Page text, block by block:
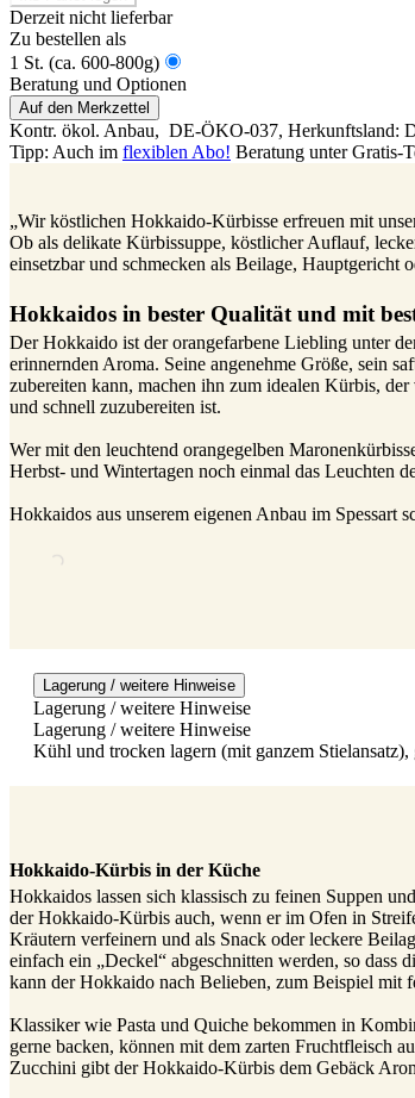
Derzeit nicht lieferbar
Zu bestellen als
1 St. (ca. 600-800g)
Beratung und Optionen
Auf den Merkzettel
Kontr. ökol. Anbau, DE-ÖKO-037, Herkunftsland:
Tipp: Auch im flexiblen Abo! Beratung unter Gratis-
„Wir köstlichen Hokkaido-Kürbisse erfreuen mit
Ob als delikate Kürbissuppe, köstlicher Auflauf,
einsetzbar und schmecken als Beilage, Hauptgericht
Hokkaidos in bester Qualität und mit
Der Hokkaido ist der orangefarbene Liebling unter
erinnernden Aroma. Seine angenehme Größe, sein
zubereiten kann, machen ihn zum idealen Kürbis,
und schnell zuzubereiten ist.
Wer mit den leuchtend orangegelben
Herbst- und Wintertagen noch einmal das Leuchten
Hokkaidos aus unserem eigenen Anbau im Spessart
Lagerung / weitere Hinweise
Lagerung / weitere Hinweise
Lagerung / weitere Hinweise
Kühl und trocken lagern (mit ganzem
Hokkaido-Kürbis in der Küche
Hokkaidos lassen sich klassisch zu feinen Suppen
der Hokkaido-Kürbis auch, wenn er im Ofen in
Kräutern verfeinern und als Snack oder leckere
einfach ein „Deckel“ abgeschnitten werden, so
kann der Hokkaido nach Belieben, zum Beispiel mit
Klassiker wie Pasta und Quiche bekommen in
gerne backen, können mit dem zarten Fruchtfleisch
Zucchini gibt der Hokkaido-Kürbis dem Gebäck